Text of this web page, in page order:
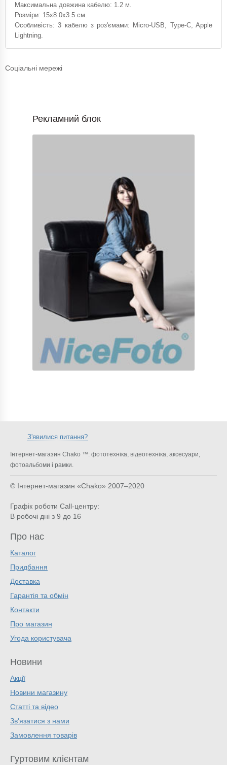
Максимальна довжина кабелю: 1.2 м.
Розміри: 15х8.0х3.5 см.
Особливість: 3 кабелю з роз'ємами: Micro-USB, Type-C, Apple
Lightning.
Соціальні мережі
Рекламний блок
З'явилися питання?
Інтернет-магазин Chako ™: фототехніка, відеотехніка, аксесуари,
фотоальбоми і рамки.
© Інтернет-магазин «Chako» 2007–2020
Графік роботи Call-центру:
В робочі дні з 9 до 16
Про нас
Каталог
Придбання
Доставка
Гарантія та обмін
Контакти
Про магазин
Угода користувача
Новини
Акції
Новини магазину
Статті та відео
Зв'язатися з нами
Замовлення товарів
Гуртовим клієнтам